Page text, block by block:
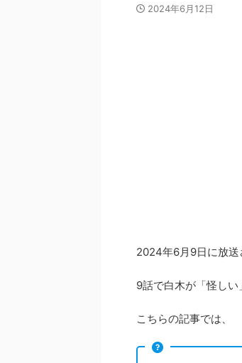
2024年6月12日
2024年6月9日に放送
9話で白木が「怪し
こちらの記事では、